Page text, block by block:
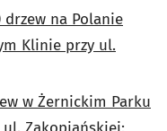
drzew na Polanie
Klinie przy ul.
w Żernickim Parku